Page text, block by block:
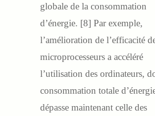
globale de la consommation
d’énergie. [8] Par exemple,
l’amélioration de l’efficacité
microprocesseurs a accéléré
l’utilisation des ordinateurs,
consommation totale
dépasse maintenant celle des